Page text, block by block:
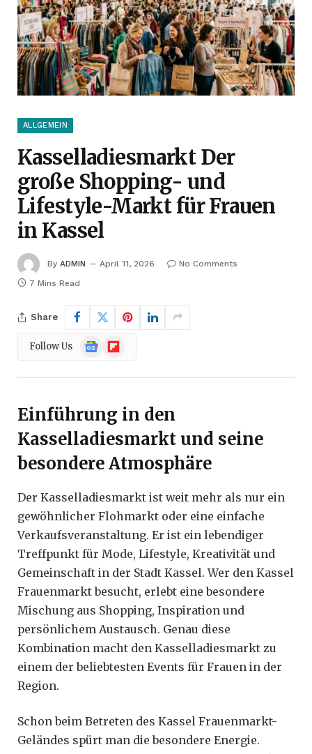
ALLGEMEIN
Kasselladiesmarkt Der
große Shopping- und
Lifestyle-Markt für Frauen
in Kassel
By ADMIN April 11, 2026
No Comments
7 Mins Read
Share
Follow Us
Google
News
Flipboard
Einführung in den
Kasselladiesmarkt und seine
besondere Atmosphäre
Der Kasselladiesmarkt ist weit mehr als nur ein
gewöhnlicher Flohmarkt oder eine einfache
Verkaufsveranstaltung. Er ist ein lebendiger
Treffpunkt für Mode, Lifestyle, Kreativität und
Gemeinschaft in der Stadt Kassel. Wer den Kassel
Frauenmarkt besucht, erlebt eine besondere
Mischung aus Shopping, Inspiration und
persönlichem Austausch. Genau diese
Kombination macht den Kasselladiesmarkt zu
einem der beliebtesten Events für Frauen in der
Region.
Schon beim Betreten des Kassel Frauenmarkt-
Geländes spürt man die besondere Energie.